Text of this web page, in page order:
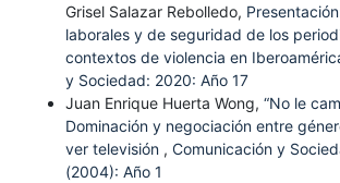
Grisel Salazar Rebolledo,
laborales y de seguridad de los
contextos de violencia en
y Sociedad: 2020: Año 17
Juan Enrique Huerta Wong, “No le
Dominación y negociación entre
ver televisión , Comunicación y
(2004): Año 1